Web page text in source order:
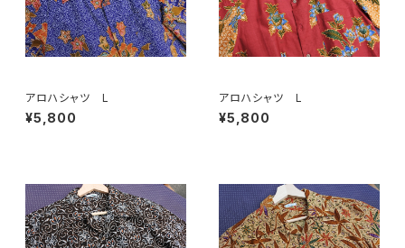
アロハシャツ L
¥5,800
アロハシャツ L
¥5,800